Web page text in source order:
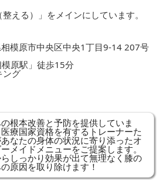
える）」をメインにしています。
模原市中央区中央1丁目9-14 207号
模原駅」徒歩15分
ング
根本改善と予防を提供していま
療国家資格を有するトレーナーた
なたの身体の状況に寄り添ったオ
メイドメニューをご提案します。
しっかり効果が出て無理なく膝の
原因を取り除けます！